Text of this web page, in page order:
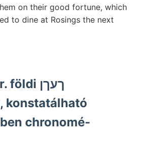
on their good fortune, which
to dine at Rosings the next
konstatálható
chronomé-